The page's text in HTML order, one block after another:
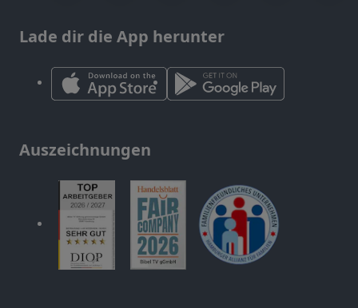
Lade dir die App herunter
Auszeichnungen